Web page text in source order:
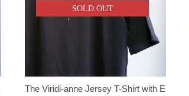
SOLD OUT
The Viridi-anne Jersey T-Shirt with E